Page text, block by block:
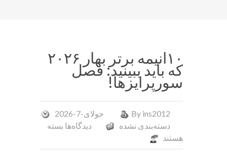
۱۰انیمه برتر بهار ۲۰۲۶
که باید ببینید: فصل
سورپرایزها!
By ins2012
جولای-7-2026
دسته‌بندی نشده
دیدگاه‌ها برای
برتر
بسته
هستند